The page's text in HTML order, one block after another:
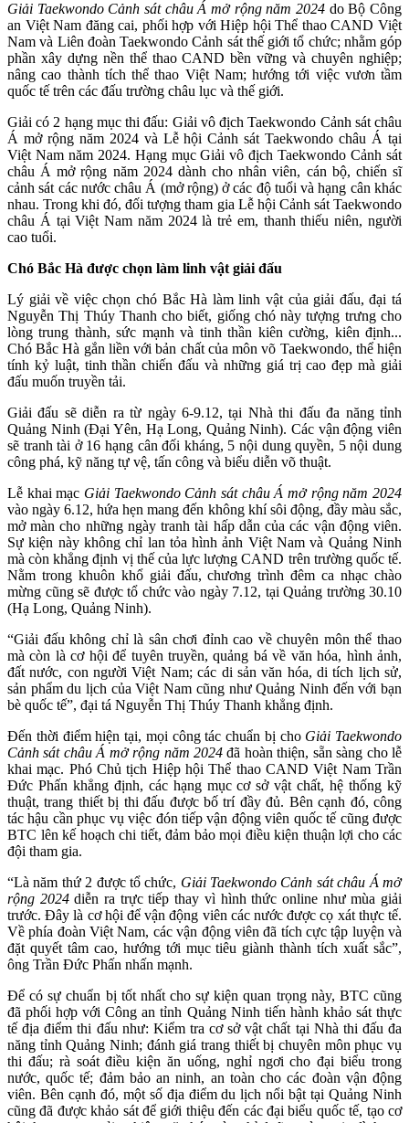
Giải Taekwondo Cảnh sát châu Á mở rộng năm 2024 do Bộ Công
an Việt Nam đăng cai, phối hợp với Hiệp hội Thể thao CAND Việt
Nam và Liên đoàn Taekwondo Cảnh sát thế giới tổ chức; nhằm góp
phần xây dựng nền thể thao CAND bền vững và chuyên nghiệp;
nâng cao thành tích thể thao Việt Nam; hướng tới việc vươn tầm
quốc tế trên các đấu trường châu lục và thế giới.
Giải có 2 hạng mục thi đấu: Giải vô địch Taekwondo Cảnh sát châu
Á mở rộng năm 2024 và Lễ hội Cảnh sát Taekwondo châu Á tại
Việt Nam năm 2024. Hạng mục Giải vô địch Taekwondo Cảnh sát
châu Á mở rộng năm 2024 dành cho nhân viên, cán bộ, chiến sĩ
cảnh sát các nước châu Á (mở rộng) ở các độ tuổi và hạng cân khác
nhau. Trong khi đó, đối tượng tham gia Lễ hội Cảnh sát Taekwondo
châu Á tại Việt Nam năm 2024 là trẻ em, thanh thiếu niên, người
cao tuổi.
Chó Bắc Hà được chọn làm linh vật giải đấu
Lý giải về việc chọn chó Bắc Hà làm linh vật của giải đấu, đại tá
Nguyễn Thị Thúy Thanh cho biết, giống chó này tượng trưng cho
lòng trung thành, sức mạnh và tinh thần kiên cường, kiên định...
Chó Bắc Hà gắn liền với bản chất của môn võ Taekwondo, thể hiện
tính kỷ luật, tinh thần chiến đấu và những giá trị cao đẹp mà giải
đấu muốn truyền tải.
Giải đấu sẽ diễn ra từ ngày 6-9.12, tại Nhà thi đấu đa năng tỉnh
Quảng Ninh (Đại Yên, Hạ Long, Quảng Ninh). Các vận động viên
sẽ tranh tài ở 16 hạng cân đối kháng, 5 nội dung quyền, 5 nội dung
công phá, kỹ năng tự vệ, tấn công và biểu diễn võ thuật.
Lễ khai mạc Giải Taekwondo Cảnh sát châu Á mở rộng năm 2024
vào ngày 6.12, hứa hẹn mang đến không khí sôi động, đầy màu sắc,
mở màn cho những ngày tranh tài hấp dẫn của các vận động viên.
Sự kiện này không chỉ lan tỏa hình ảnh Việt Nam và Quảng Ninh
mà còn khẳng định vị thế của lực lượng CAND trên trường quốc tế.
Nằm trong khuôn khổ giải đấu, chương trình đêm ca nhạc chào
mừng cũng sẽ được tổ chức vào ngày 7.12, tại Quảng trường 30.10
(Hạ Long, Quảng Ninh).
“Giải đấu không chỉ là sân chơi đỉnh cao về chuyên môn thể thao
mà còn là cơ hội để tuyên truyền, quảng bá về văn hóa, hình ảnh,
đất nước, con người Việt Nam; các di sản văn hóa, di tích lịch sử,
sản phẩm du lịch của Việt Nam cũng như Quảng Ninh đến với bạn
bè quốc tế”, đại tá Nguyễn Thị Thúy Thanh khẳng định.
Đến thời điểm hiện tại, mọi công tác chuẩn bị cho Giải Taekwondo
Cảnh sát châu Á mở rộng năm 2024đã hoàn thiện, sẵn sàng cho lễ
khai mạc. Phó Chủ tịch Hiệp hội Thể thao CAND Việt Nam Trần
Đức Phấn khẳng định, các hạng mục cơ sở vật chất, hệ thống kỹ
thuật, trang thiết bị thi đấu được bố trí đầy đủ. Bên cạnh đó, công
tác hậu cần phục vụ việc đón tiếp vận động viên quốc tế cũng được
BTC lên kế hoạch chi tiết, đảm bảo mọi điều kiện thuận lợi cho các
đội tham gia.
“Là năm thứ 2 được tổ chức, Giải Taekwondo Cảnh sát châu Á mở
rộng 2024diễn ra trực tiếp thay vì hình thức online như mùa giải
trước. Đây là cơ hội để vận động viên các nước được cọ xát thực tế.
Về phía đoàn Việt Nam, các vận động viên đã tích cực tập luyện và
đặt quyết tâm cao, hướng tới mục tiêu giành thành tích xuất sắc”,
ông Trần Đức Phấn nhấn mạnh.
Để có sự chuẩn bị tốt nhất cho sự kiện quan trọng này, BTC cũng
đã phối hợp với Công an tỉnh Quảng Ninh tiến hành khảo sát thực
tế địa điểm thi đấu như: Kiểm tra cơ sở vật chất tại Nhà thi đấu đa
năng tỉnh Quảng Ninh; đánh giá trang thiết bị chuyên môn phục vụ
thi đấu; rà soát điều kiện ăn uống, nghỉ ngơi cho đại biểu trong
nước, quốc tế; đảm bảo an ninh, an toàn cho các đoàn vận động
viên. Bên cạnh đó, một số địa điểm du lịch nổi bật tại Quảng Ninh
cũng đã được khảo sát để giới thiệu đến các đại biểu quốc tế, tạo cơ